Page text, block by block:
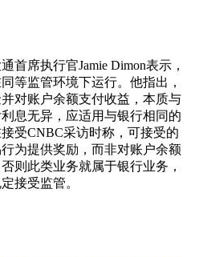
首席执行官Jamie Dimon表示，
等监管环境下运行。他指出，
对账户余额支付收益，本质与
息无异，应适用与银行相同的
受CNBC采访时称，可接受的
为提供奖励，而非对账户余额
则此类业务就属于银行业务，
接受监管。